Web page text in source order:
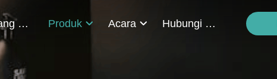
Tentang Kami Produk Acara Hubungi Kami